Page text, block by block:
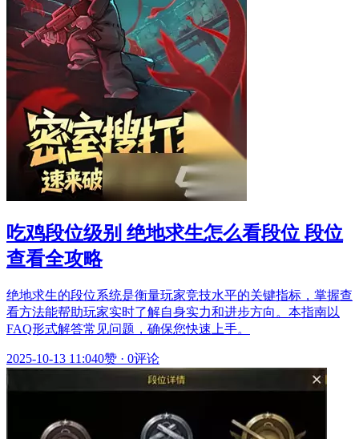
吃鸡段位级别 绝地求生怎么看段位 段位
查看全攻略
绝地求生的段位系统是衡量玩家竞技水平的关键指标，掌握查
看方法能帮助玩家实时了解自身实力和进步方向。本指南以
FAQ形式解答常见问题，确保您快速上手。
2025-10-13 11:040赞 · 0评论